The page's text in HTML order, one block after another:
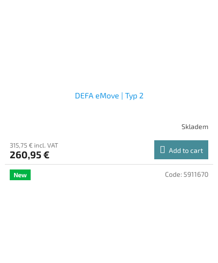
DEFA eMove | Typ 2
Skladem
315,75 € incl. VAT
260,95 € Add to cart
New Code: 5911670